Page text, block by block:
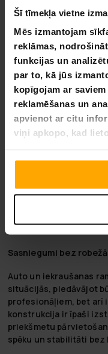
Šī tīmekļa vietne
Mēs izmantojam
reklāmas,
funkcijas un
par to, kā jūs
kopīgojam ar
reklamēšanas un
apvienot ar citu
viņi apkopo, kad
un materiālu
uzticami,
ilgtermiņā.
Pakeiskite savo
Fornorth, kur
galimybė. Mūsų
mašinos, nuo sniego
sukurtos tam, kad
padarydamos lengviau
užtikrindama, kad jūsų
Šiandien ištyrinėkite
transformavimą, mes
jūsų vaizduotė.
Sasniegumi bez
Auto un iekraušanas
situācijās, piedāvājot
profesionāļiem, bet arī
konstrukcija ir īpaši
priekšmetu
spēku un stabilitāti bez